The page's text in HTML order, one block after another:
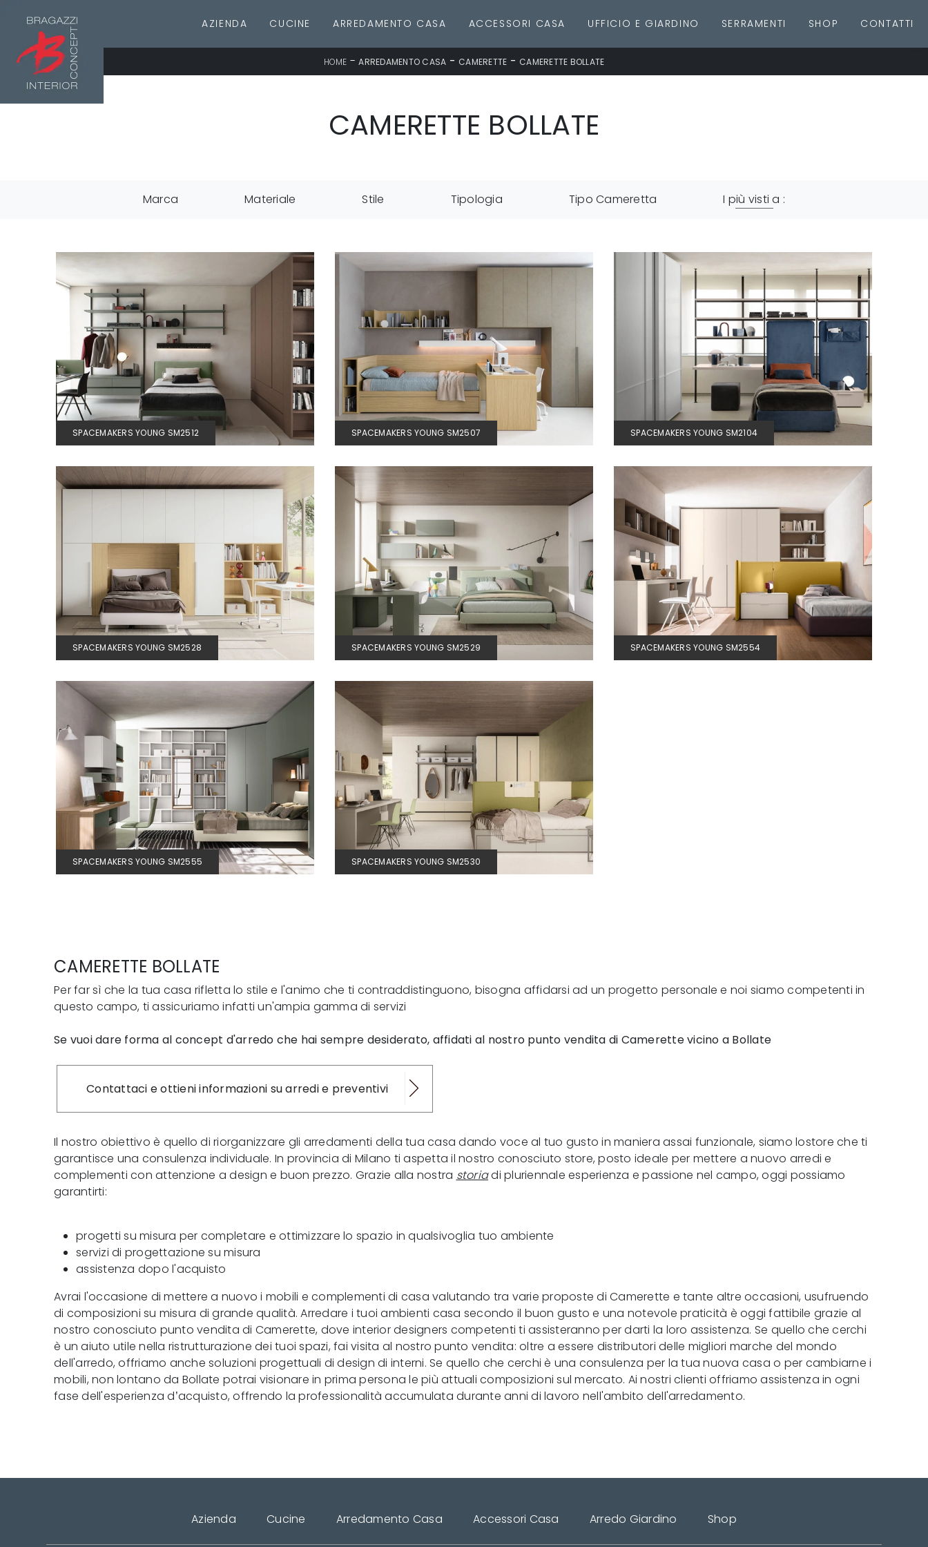
AZIENDA CUCINE ARREDAMENTO CASA ACCESSORI CASA UFFICIO E GIARDINO SERRAMENTI SHOP CONTATTI
HOME -ARREDAMENTO CASA - CAMERETTE - CAMERETTE BOLLATE
CAMERETTE BOLLATE
Marca Materiale Stile Tipologia Tipo Cameretta I più visti a :
SPACEMAKERS YOUNG SM2512 SPACEMAKERS YOUNG SM2507 SPACEMAKERS YOUNG SM2104
SPACEMAKERS YOUNG SM2528 SPACEMAKERS YOUNG SM2529 SPACEMAKERS YOUNG SM2554
SPACEMAKERS YOUNG SM2555 SPACEMAKERS YOUNG SM2530
CAMERETTE BOLLATE
Per far sì che la tua casa rifletta lo stile e l'animo che ti contraddistinguono, bisogna affidarsi ad un progetto personale e noi siamo competenti in
questo campo, ti assicuriamo infatti un'ampia gamma di servizi
Se vuoi dare forma al concept d'arredo che hai sempre desiderato, affidati al nostro punto vendita di Camerette vicino a Bollate
Contattaci e ottieni informazioni su arredi e preventivi
Il nostro obiettivo è quello di riorganizzare gli arredamenti della tua casa dando voce al tuo gusto in maniera assai funzionale, siamo lostore che ti
garantisce una consulenza individuale. In provincia di Milano ti aspetta il nostro conosciuto store, posto ideale per mettere a nuovo arredi e
complementi con attenzione a design e buon prezzo. Grazie alla nostra storiadi pluriennale esperienza e passione nel campo, oggi possiamo
garantirti:
progetti su misura per completare e ottimizzare lo spazio in qualsivoglia tuo ambiente
servizi di progettazione su misura
assistenza dopo l'acquisto
Avrai l'occasione di mettere a nuovo i mobili e complementi di casa valutando tra varie proposte di Camerette e tante altre occasioni, usufruendo
di composizioni su misura di grande qualità. Arredare i tuoi ambienti casa secondo il buon gusto e una notevole praticità è oggi fattibile grazie al
nostro conosciuto punto vendita di Camerette, dove interior designers competenti ti assisteranno per darti la loro assistenza. Se quello che cerchi
è un aiuto utile nella ristrutturazione dei tuoi spazi, fai visita al nostro punto vendita: oltre a essere distributori delle migliori marche del mondo
dell'arredo, offriamo anche soluzioni progettuali di design di interni. Se quello che cerchi è una consulenza per la tua nuova casa o per cambiarne i
mobili, non lontano da Bollate potrai visionare in prima persona le più attuali composizioni sul mercato. Ai nostri clienti offriamo assistenza in ogni
fase dell'esperienza d’acquisto, offrendo la professionalità accumulata durante anni di lavoro nell'ambito dell'arredamento.
Azienda Cucine Arredamento Casa Accessori Casa Arredo Giardino Shop